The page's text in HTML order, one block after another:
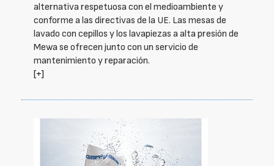
alternativa respetuosa con el medioambiente y
conforme a las directivas de la UE. Las mesas de
lavado con cepillos y los lavapiezas a alta presión de
Mewa se ofrecen junto con un servicio de
mantenimiento y reparación.
[+]